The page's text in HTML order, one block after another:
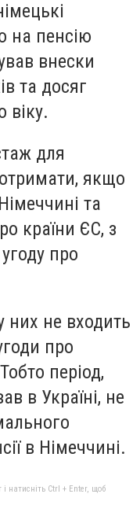
на пенсію
внески
та досяг
віку.
для
якщо
та
країни ЄС, з
про
них не входить
про
період,
в Україні, не
в Німеччині.
натисніть Ctrl + Enter, щоб